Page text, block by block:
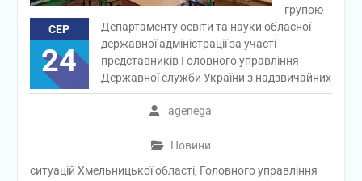
СЕР
24
agenega
Новини
групою
Департаменту освіти та науки обласної
державної адміністрації за участі
представників Головного управління
Державної служби України з надзвичайних
ситуацій Хмельницької області, Головного управління